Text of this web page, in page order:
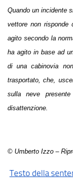
Quando un incidente
vettore non risponde
agito secondo la
ha agito in base ad
di una cabinovia
trasportato, che,
sulla neve presente
disattenzione.
© Umberto Izzo –
Testo della